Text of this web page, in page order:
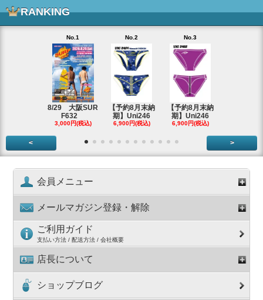
RANKING
No.1
8/29 大阪SUR
F632
3,000円(税込)
No.2
【予約8月末納
期】Uni246
6,900円(税込)
No.3
【予約8月末納
期】Uni246
6,900円(税込)
< >
会員メニュー
メールマガジン登録・解除
ご利用ガイド
支払い方法 / 配送方法 / 会社概要
店長について
ショップブログ